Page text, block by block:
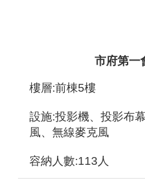
市府第一
樓層:前棟5樓
設施:投影機、投影布
風、無線麥克風
容納人數:113人